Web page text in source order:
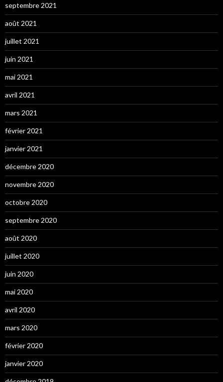
septembre 2021
août 2021
juillet 2021
juin 2021
mai 2021
avril 2021
mars 2021
février 2021
janvier 2021
décembre 2020
novembre 2020
octobre 2020
septembre 2020
août 2020
juillet 2020
juin 2020
mai 2020
avril 2020
mars 2020
février 2020
janvier 2020